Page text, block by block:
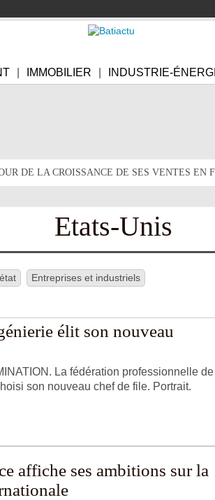
IMMOBILIER INDUSTRIE-
DE LA CROISSANCE DE SES VENTES EN
Etats-Unis
Entreprises et industriels
élit son nouveau
La fédération professionnelle de
son nouveau chef de file. Portrait.
affiche ses ambitions sur la